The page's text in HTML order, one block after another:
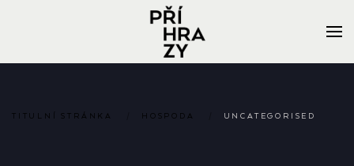
TITULNÍ STRÁNKA HOSPODA UNCATEGORISED